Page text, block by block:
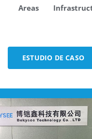
Areas
ESTUDIO DE CASO